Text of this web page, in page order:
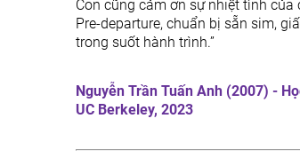
Con cũng cảm ơn sự nhiệt tình
Pre-departure, chuẩn bị sẵn sim,
trong suốt hành trình.”
Nguyễn Trần Tuấn Anh (2007) -
UC Berkeley, 2023